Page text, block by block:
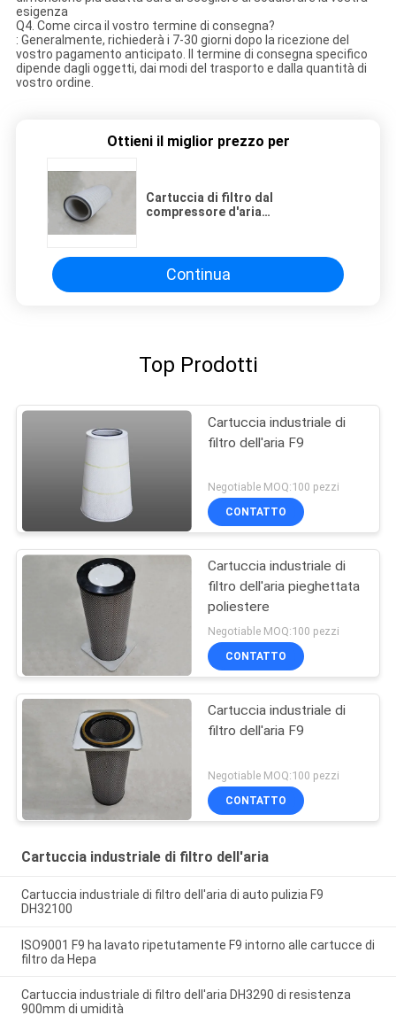
esigenza
Q4. Come circa il vostro termine di consegna?
: Generalmente, richiederà i 7-30 giorni dopo la ricezione del
vostro pagamento anticipato. Il termine di consegna specifico
dipende dagli oggetti, dai modi del trasporto e dalla quantità di
vostro ordine.
Ottieni il miglior prezzo per
Cartuccia di filtro dal
compressore d'aria
Continua
Top Prodotti
Cartuccia industriale di
filtro dell'aria F9
Negotiable MOQ:100 pezzi
CONTATTO
Cartuccia industriale di
filtro dell'aria pieghettata
poliestere
Negotiable MOQ:100 pezzi
CONTATTO
Cartuccia industriale di
filtro dell'aria F9
Negotiable MOQ:100 pezzi
CONTATTO
Cartuccia industriale di filtro dell'aria
Cartuccia industriale di filtro dell'aria di auto pulizia F9
DH32100
ISO9001 F9 ha lavato ripetutamente F9 intorno alle cartucce di
filtro da Hepa
Cartuccia industriale di filtro dell'aria DH3290 di resistenza
900mm di umidità